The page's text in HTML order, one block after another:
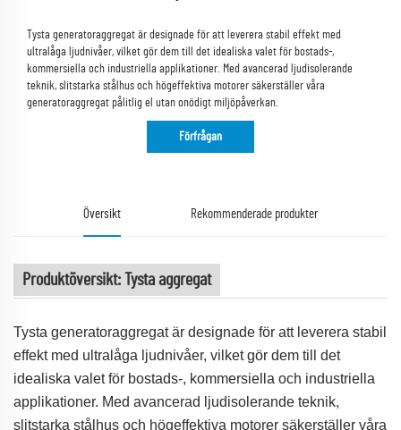
Tysta generatoraggregat är designade för att leverera stabil effekt med
ultralåga ljudnivåer, vilket gör dem till det idealiska valet för bostads-,
kommersiella och industriella applikationer. Med avancerad ljudisolerande
teknik, slitstarka stålhus och högeffektiva motorer säkerställer våra
generatoraggregat pålitlig el utan onödigt miljöpåverkan.
Förfrågan
Översikt Rekommenderade produkter
Produktöversikt: Tysta aggregat
Tysta generatoraggregat är designade för att leverera stabil
effekt med ultralåga ljudnivåer, vilket gör dem till det
idealiska valet för bostads-, kommersiella och industriella
applikationer. Med avancerad ljudisolerande teknik,
slitstarka stålhus och högeffektiva motorer säkerställer våra